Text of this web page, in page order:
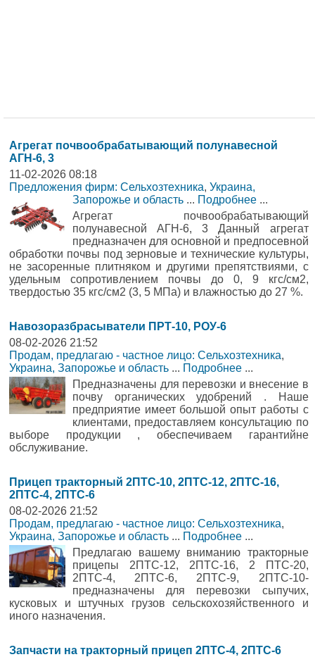
Агрегат почвообрабатывающий полунавесной
АГН-6, 3
11-02-2026 08:18
Предложения фирм: Сельхозтехника, Украина,
Запорожье и область ... Подробнее ...
Агрегат почвообрабатывающий
полунавесной АГН-6, 3 Данный агрегат
предназначен для основной и предпосевной
обработки почвы под зерновые и технические культуры,
не засоренные плитняком и другими препятствиями, с
удельным сопротивлением почвы до 0, 9 кгс/см2,
твердостью 35 кгс/см2 (3, 5 МПа) и влажностью до 27 %.
Навозоразбрасыватели ПРТ-10, РОУ-6
08-02-2026 21:52
Продам, предлагаю - частное лицо: Сельхозтехника,
Украина, Запорожье и область ... Подробнее ...
Предназначены для перевозки и внесение в
почву органических удобрений . Наше
предприятие имеет большой опыт работы с
клиентами, предоставляем консультацию по
выборе продукции , обеспечиваем гарантийне
обслуживание.
Прицеп тракторный 2ПТС-10, 2ПТС-12, 2ПТС-16,
2ПТС-4, 2ПТС-6
08-02-2026 21:52
Продам, предлагаю - частное лицо: Сельхозтехника,
Украина, Запорожье и область ... Подробнее ...
Предлагаю вашему вниманию тракторные
прицепы 2ПТС-12, 2ПТС-16, 2 ПТС-20,
2ПТС-4, 2ПТС-6, 2ПТС-9, 2ПТС-10-
предназначены для перевозки сыпучих,
кусковых и штучных грузов сельскохозяйственного и
иного назначения.
Запчасти на тракторный прицеп 2ПТС-4, 2ПТС-6